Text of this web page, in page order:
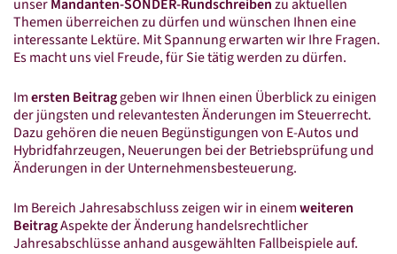
Belegmanagement
Aktuelles
News
Sonder­rund­schreiben 2026
E-Rechnung
Karriere
unserMandanten-SONDER-Rundschreibenzu aktuellen
Themen überreichen zu dürfen und wünschen Ihnen eine
interessante Lektüre. Mit Spannung erwarten wir Ihre Fragen.
Es macht uns viel Freude, für Sie tätig werden zu dürfen.
Imersten Beitraggeben wir Ihnen einen Überblick zu einigen
der jüngsten und relevantesten Änderungen im Steuerrecht.
Dazu gehören die neuen Begünstigungen von E-Autos und
Hybridfahrzeugen, Neuerungen bei der Betriebsprüfung und
Änderungen in der Unternehmensbesteuerung.
Im Bereich Jahresabschluss zeigen wir in einemweiteren
BeitragAspekte der Änderung handelsrechtlicher
Jahresabschlüsse anhand ausgewählten Fallbeispiele auf.